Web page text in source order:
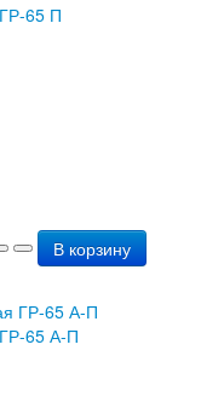
65 П
В корзину
65 А-П